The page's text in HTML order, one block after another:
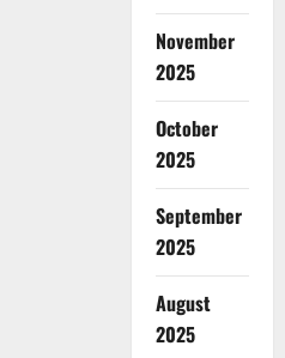
November
2025
October
2025
September
2025
August
2025